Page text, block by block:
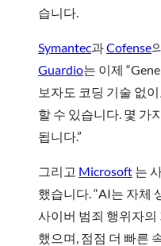
습니다.
Symantec과Cofense
Guardio는 이제
보자도 코딩 기술 없
할 수 있습니다. 몇 가
됩니다.”
그리고 Microsoft 는
했습니다. “AI는 자체
사이버 범죄 행위자
했으며, 점점 더 빠른